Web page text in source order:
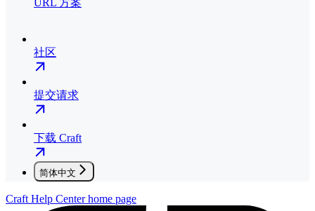
URL 方案
社区
提交请求
下载 Craft
简体中文
Craft Help Centerhome page